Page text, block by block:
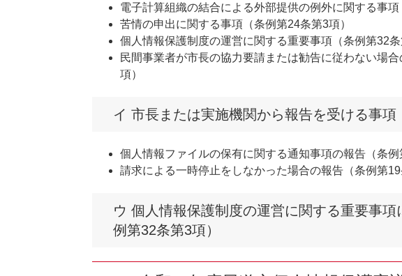
電子計算組織の結合による外部提供の例外に関する事項
苦情の申出に関する事項（条例第24条第3項）
個人情報保護制度の運営に関する重要事項（条例第32条
民間事業者が市長の協力要請または勧告に従わない場
項）
イ 市長または実施機関から報告を受ける事項
個人情報ファイルの保有に関する通知事項の報告（条例
請求による一時停止をしなかった場合の報告（条例第19
ウ 個人情報保護制度の運営に関する重要事
例第32条第3項）